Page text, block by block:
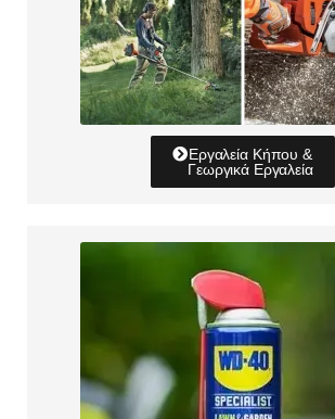
Εργαλεία Κήπου &
Γεωργικά Εργαλεία